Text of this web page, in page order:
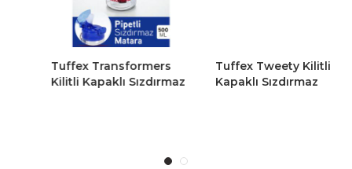
Tuffex Transformers
Kilitli Kapaklı Sızdırmaz
Tuffex Tweety Kilitli
Kapaklı Sızdırmaz